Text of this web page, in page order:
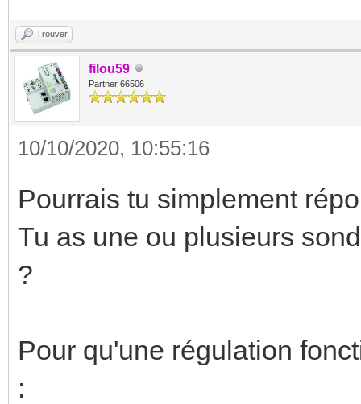
Trouver
filou59
Partner 66506
10/10/2020, 10:55:16
Pourrais tu simplement
Tu as une ou plusieurs
?
Pour qu'une régulation
: